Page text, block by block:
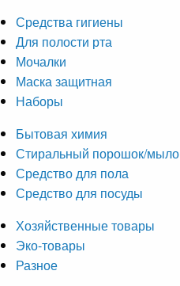
Средства гигиены
Для полости рта
Мочалки
Маска защитная
Наборы
Бытовая химия
Стиральный порошок/мыло
Средство для пола
Средство для посуды
Хозяйственные товары
Эко-товары
Разное